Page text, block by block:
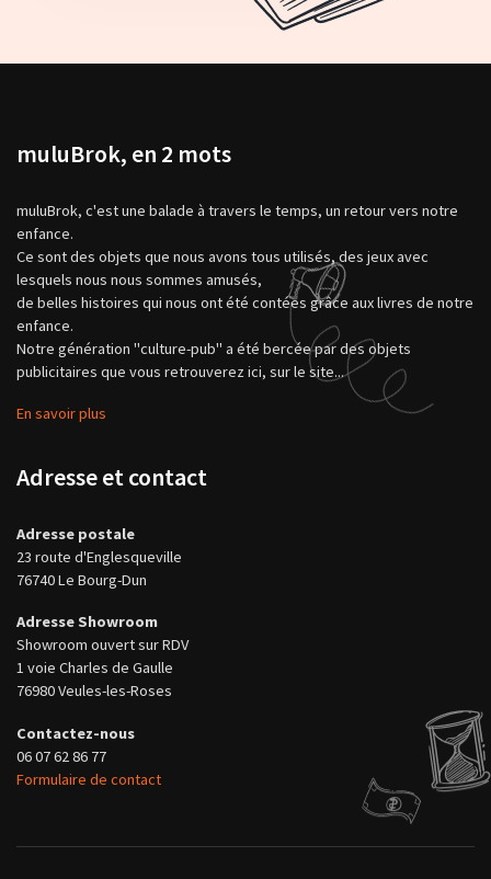
muluBrok, en 2 mots
muluBrok, c'est une balade à travers le temps, un retour vers notre
enfance.
Ce sont des objets que nous avons tous utilisés, des jeux avec
lesquels nous nous sommes amusés,
de belles histoires qui nous ont été contées grâce aux livres de notre
enfance.
Notre génération "culture-pub" a été bercée par des objets
publicitaires que vous retrouverez ici, sur le site...
En savoir plus
Adresse et contact
Adresse postale
23 route d'Englesqueville
76740 Le Bourg-Dun
Adresse Showroom
Showroom ouvert sur RDV
1 voie Charles de Gaulle
76980 Veules-les-Roses
Contactez-nous
06 07 62 86 77
Formulaire de contact